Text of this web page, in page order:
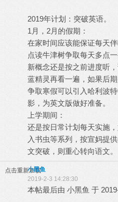
2019年计划：突破英语。
1月，2月的假期：
在家时间应该能保证每天伴
点读牛津树争取每天多点
新概念还是按之前进度听，
蓝精灵再看一遍，如果后
争取寒假可以引入哈利波
影，为英文版做好准备。
上学期间：
还是按日常计划每天实施
入书虫等系列，按宣妈提
文突破，则重心转向语文。
点击重新加载
小黑鱼
2019-2-3 14:28:30
本帖最后由 小黑鱼 于